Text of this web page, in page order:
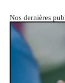
Nos dernières